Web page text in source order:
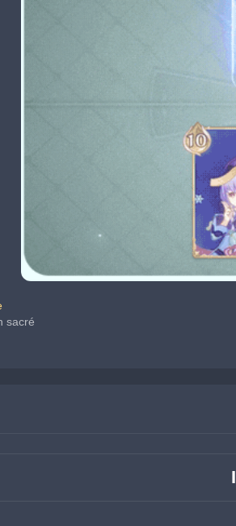
sacré